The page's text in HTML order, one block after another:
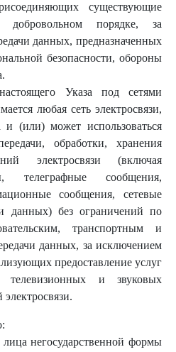
существующие
порядке, за
данных, предназначенных
безопасности, обороны
Указа под сетями
любая сеть электросвязи,
и (или) может использоваться
обработки, хранения
электросвязи (включая
телеграфные сообщения,
сообщения, сетевые
данных) без ограничений по
транспортным и
данных, за исключением
предоставление услуг
телевизионных и звуковых
негосударственной формы